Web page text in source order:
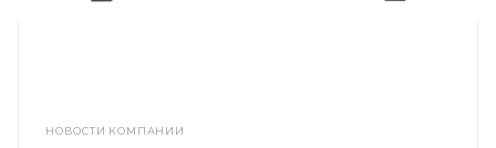
НОВОСТИ КОМПАНИИ